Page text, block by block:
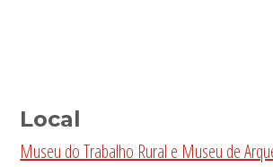
Local
Museu do Trabalho Rural e Museu de